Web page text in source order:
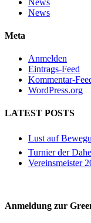
News
Meta
Anmelden
Eintrags-Feed
Kommentar-
WordPress.org
LATEST POSTS
Lust auf
Turnier der
Vereinsmeister
Anmeldung zur